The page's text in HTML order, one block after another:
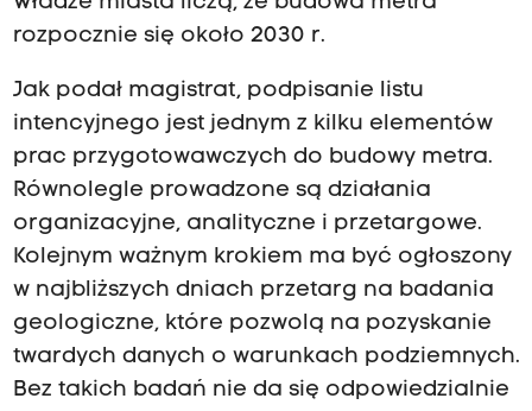
rozpocznie się około 2030 r.
Jak podał magistrat, podpisanie listu
intencyjnego jest jednym z kilku elementów
prac przygotowawczych do budowy metra.
Równolegle prowadzone są działania
organizacyjne, analityczne i przetargowe.
Kolejnym ważnym krokiem ma być ogłoszony
w najbliższych dniach przetarg na badania
geologiczne, które pozwolą na pozyskanie
twardych danych o warunkach podziemnych.
Bez takich badań nie da się odpowiedzialnie